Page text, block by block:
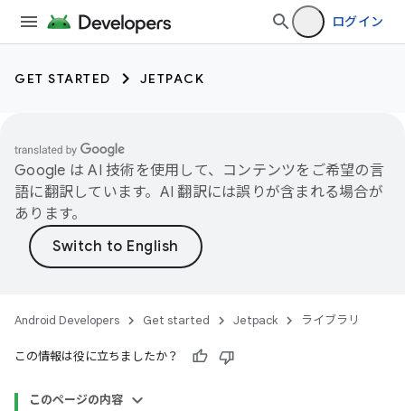
ログイン
GET STARTED JETPACK
Google は AI 技術を使用して、コンテンツをご希望の言
語に翻訳しています。AI 翻訳には誤りが含まれる場合が
あります。
Android Developers Get started Jetpack ライブラリ
この情報は役に立ちましたか？
このページの内容